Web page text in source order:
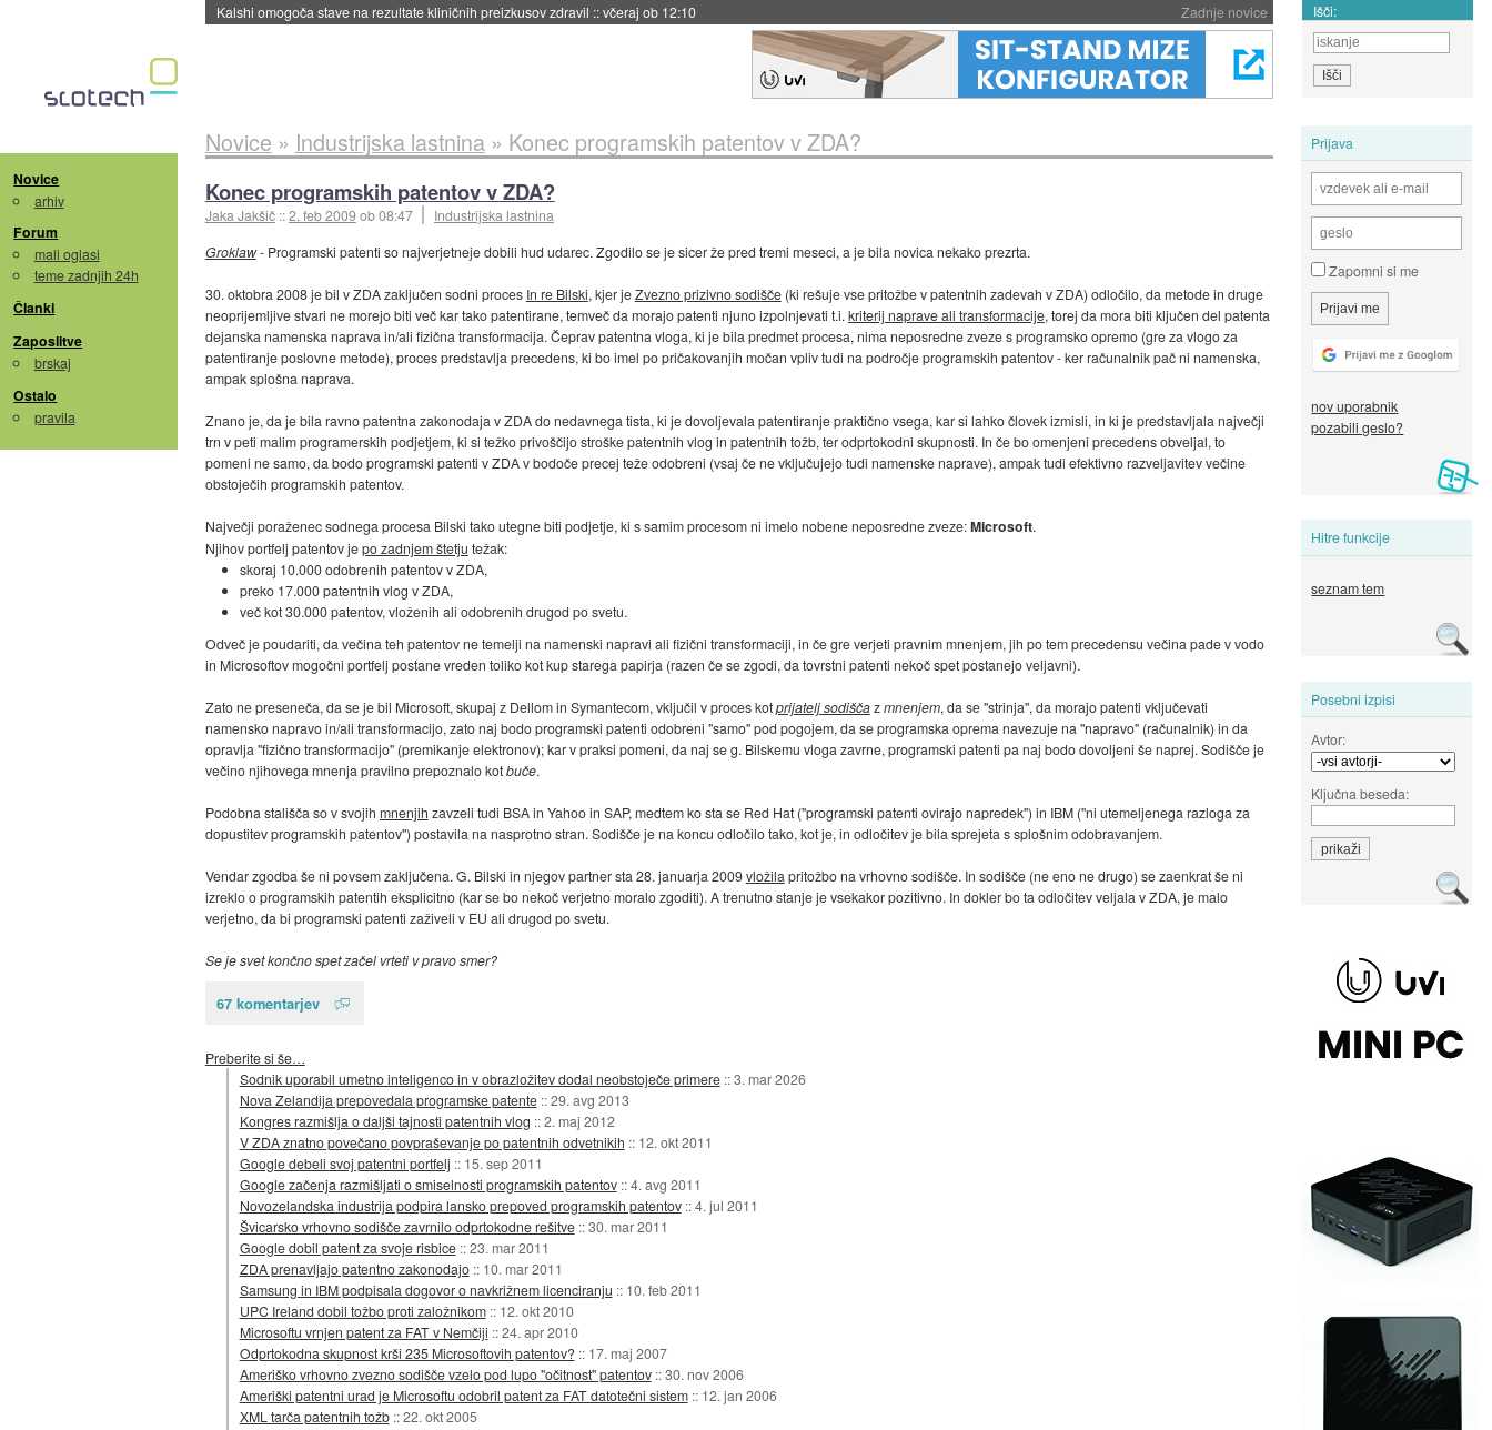
Zadnje novice
včeraj ob 11:37 Išči:
Novice
arhiv
Forum
mali oglasi
teme zadnjih 24h
Članki
Zaposlitve
brskaj
Ostalo
pravila
Prijava
Zapomni si me
nov uporabnik
pozabili geslo?
Hitre funkcije
seznam tem
Posebni izpisi
Avtor:
Ključna beseda:
Novice » Industrijska lastnina» Konec programskih patentov v ZDA?
Konec programskih patentov v ZDA?
Jaka Jakšič ::2. feb 2009ob 08:47
Industrijska lastnina
Groklaw- Programski patenti so najverjetneje dobili hud udarec. Zgodilo se je sicer že pred tremi meseci, a je bila novica nekako prezrta.
30. oktobra 2008 je bil v ZDA zaključen sodni proces In re Bilski, kjer jeZvezno prizivno sodišče(ki rešuje vse pritožbe v patentnih zadevah v ZDA) odločilo, da metode in druge
neoprijemljive stvari ne morejo biti več kar tako patentirane, temveč da morajo patenti njuno izpolnjevati t.i. kriterij naprave ali transformacije, torej da mora biti ključen del patenta
dejanska namenska naprava in/ali fizična transformacija. Čeprav patentna vloga, ki je bila predmet procesa, nima neposredne zveze s programsko opremo (gre za vlogo za
patentiranje poslovne metode), proces predstavlja precedens, ki bo imel po pričakovanjih močan vpliv tudi na področje programskih patentov - ker računalnik pač ni namenska,
ampak splošna naprava.
Znano je, da je bila ravno patentna zakonodaja v ZDA do nedavnega tista, ki je dovoljevala patentiranje praktično vsega, kar si lahko človek izmisli, in ki je predstavljala največji
trn v peti malim programerskih podjetjem, ki si težko privoščijo stroške patentnih vlog in patentnih tožb, ter odprtokodni skupnosti. In če bo omenjeni precedens obveljal, to
pomeni ne samo, da bodo programski patenti v ZDA v bodoče precej teže odobreni (vsaj če ne vključujejo tudi namenske naprave), ampak tudi efektivno razveljavitev večine
obstoječih programskih patentov.
Največji poraženec sodnega procesa Bilski tako utegne biti podjetje, ki s samim procesom ni imelo nobene neposredne zveze:Microsoft.
Njihov portfelj patentov jepo zadnjem štetju težak:
skoraj 10.000 odobrenih patentov v ZDA,
preko 17.000 patentnih vlog v ZDA,
več kot 30.000 patentov, vloženih ali odobrenih drugod po svetu.
Odveč je poudariti, da večina teh patentov ne temelji na namenski napravi ali fizični transformaciji, in če gre verjeti pravnim mnenjem, jih po tem precedensu večina pade v vodo
in Microsoftov mogočni portfelj postane vreden toliko kot kup starega papirja (razen če se zgodi, da tovrstni patenti nekoč spet postanejo veljavni).
Zato ne preseneča, da se je bil Microsoft, skupaj z Dellom in Symantecom, vključil v proces kotprijatelj sodiščazmnenjem, da se "strinja", da morajo patenti vključevati
namensko napravo in/ali transformacijo, zato naj bodo programski patenti odobreni "samo" pod pogojem, da se programska oprema navezuje na "napravo" (računalnik) in da
opravlja "fizično transformacijo" (premikanje elektronov); kar v praksi pomeni, da naj se g. Bilskemu vloga zavrne, programski patenti pa naj bodo dovoljeni še naprej. Sodišče je
večino njihovega mnenja pravilno prepoznalo kotbuče.
Podobna stališča so v svojih mnenjih zavzeli tudi BSA in Yahoo in SAP, medtem ko sta se Red Hat ("programski patenti ovirajo napredek") in IBM ("ni utemeljenega razloga za
dopustitev programskih patentov") postavila na nasprotno stran. Sodišče je na koncu odločilo tako, kot je, in odločitev je bila sprejeta s splošnim odobravanjem.
Vendar zgodba še ni povsem zaključena. G. Bilski in njegov partner sta 28. januarja 2009vložila pritožbo na vrhovno sodišče. In sodišče (ne eno ne drugo) se zaenkrat še ni
izreklo o programskih patentih eksplicitno (kar se bo nekoč verjetno moralo zgoditi). A trenutno stanje je vsekakor pozitivno. In dokler bo ta odločitev veljala v ZDA, je malo
verjetno, da bi programski patenti zaživeli v EU ali drugod po svetu.
Se je svet končno spet začel vrteti v pravo smer?
67 komentarjev
Preberite si še…
Sodnik uporabil umetno inteligenco in v obrazložitev dodal neobstoječe primere ::3. mar 2026
Nova Zelandija prepovedala programske patente ::29. avg 2013
Kongres razmišlja o daljši tajnosti patentnih vlog ::2. maj 2012
V ZDA znatno povečano povpraševanje po patentnih odvetnikih :: 12. okt 2011
Google debeli svoj patentni portfelj :: 15. sep 2011
Google začenja razmišljati o smiselnosti programskih patentov ::4. avg 2011
Novozelandska industrija podpira lansko prepoved programskih patentov ::4. jul 2011
Švicarsko vrhovno sodišče zavrnilo odprtokodne rešitve ::30. mar 2011
Google dobil patent za svoje risbice ::23. mar 2011
ZDA prenavljajo patentno zakonodajo :: 10. mar 2011
Samsung in IBM podpisala dogovor o navkrižnem licenciranju :: 10. feb 2011
UPC Ireland dobil tožbo proti založnikom :: 12. okt 2010
Microsoftu vrnjen patent za FAT v Nemčiji ::24. apr 2010
Odprtokodna skupnost krši 235 Microsoftovih patentov? :: 17. maj 2007
Ameriško vrhovno zvezno sodišče vzelo pod lupo "očitnost" patentov ::30. nov 2006
Ameriški patentni urad je Microsoftu odobril patent za FAT datotečni sistem :: 12. jan 2006
XML tarča patentnih tožb ::22. okt 2005